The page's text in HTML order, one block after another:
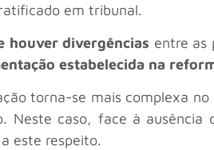
em tribunal.
houver divergências entre as
estabelecida na
torna-se mais complexa no
Neste caso, face à ausência
este respeito.